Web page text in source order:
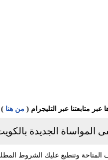
متابعتنا عبر التليجرام ( من هنا )
الجديدة
وتنطبع عليك الشروط